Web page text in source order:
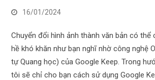
16/01/2024
Chuyển đổi hình ảnh thành văn bản có thể
hề khó khăn như bạn nghĩ nhờ công nghệ
tự Quang học) của Google Keep. Trong
tôi sẽ chỉ cho bạn cách sử dụng Google